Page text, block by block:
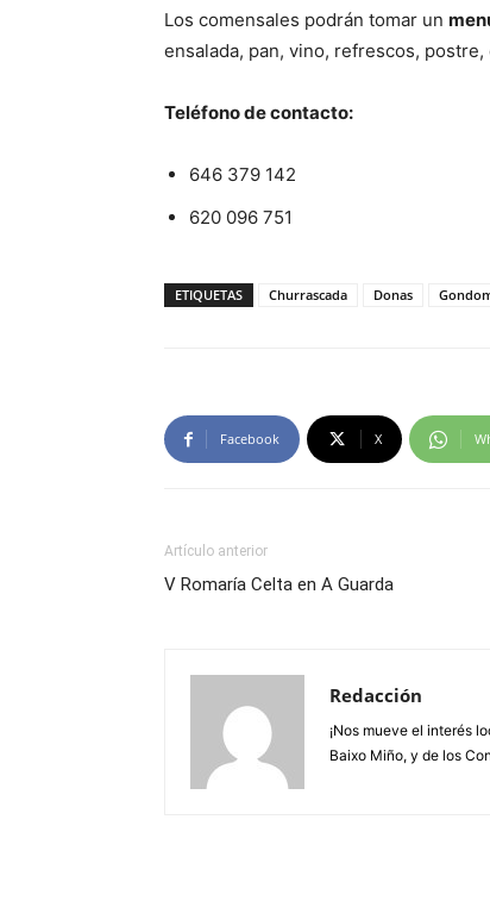
Los comensales podrán tomar un
ensalada, pan, vino, refrescos,
Teléfono de contacto:
646 379 142
620 096 751
ETIQUETAS Churrascada Donas
Facebook X
Artículo anterior
V Romaría Celta en A Guarda
Redacción
¡Nos mueve el interés
Baixo Miño, y de los